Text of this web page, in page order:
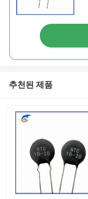
추천된 제품